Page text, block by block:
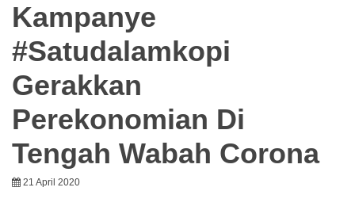
Kampanye
#Satudalamkopi
Gerakkan
Perekonomian Di
Tengah Wabah Corona
21 April 2020